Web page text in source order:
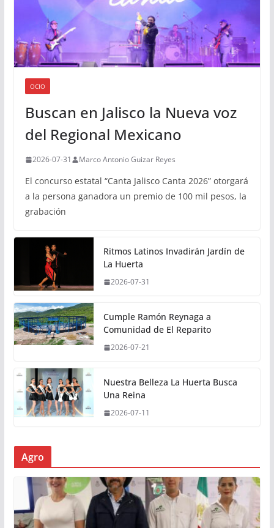
OCIO
Buscan en Jalisco la Nueva voz
del Regional Mexicano
2026-07-31 Marco Antonio Guizar Reyes
El concurso estatal “Canta Jalisco Canta 2026” otorgará
a la persona ganadora un premio de 100 mil pesos, la
grabación
Ritmos Latinos Invadirán Jardín de
La Huerta
2026-07-31
Cumple Ramón Reynaga a
Comunidad de El Reparito
2026-07-21
Nuestra Belleza La Huerta Busca
Una Reina
2026-07-11
Agro